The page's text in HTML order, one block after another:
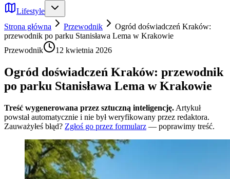
Lifestyle
Strona główna
Przewodnik
Ogród doświadczeń Kraków:
przewodnik po parku Stanisława Lema w Krakowie
Przewodnik
12 kwietnia 2026
Ogród doświadczeń Kraków: przewodnik
po parku Stanisława Lema w Krakowie
Treść wygenerowana przez sztuczną inteligencję. Artykuł
powstał automatycznie i nie był weryfikowany przez redaktora.
Zauważyłeś błąd? Zgłoś go przez formularz — poprawimy treść.